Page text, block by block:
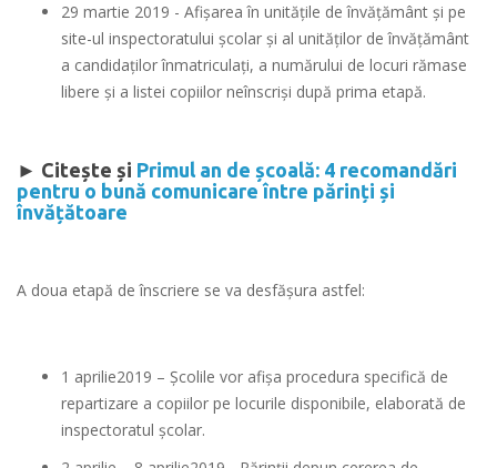
29 martie 2019 - Afișarea în unitățile de învățământ și pe
site-ul inspectoratului școlar și al unităților de învățământ
a candidaților înmatriculați, a numărului de locuri rămase
libere și a listei copiilor neînscriși după prima etapă.
► Citește și Primul an de școală: 4 recomandări
pentru o bună comunicare între părinți și
învățătoare
A doua etapă de înscriere se va desfășura astfel:
1 aprilie2019 – Şcolile vor afişa procedura specifică de
repartizare a copiilor pe locurile disponibile, elaborată de
inspectoratul școlar.